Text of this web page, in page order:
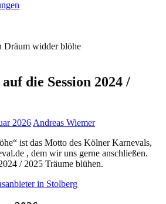
die Session 2024 /
2026 Andreas Wiemer
ist das Motto des Kölner Karnevals,
, dem wir uns gerne anschließen.
/ 2025 Träume blühen.